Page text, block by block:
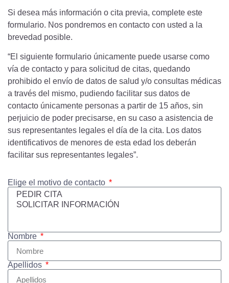
Si desea más información o cita previa, complete este
formulario. Nos pondremos en contacto con usted a la
brevedad posible.
“El siguiente formulario únicamente puede usarse como
vía de contacto y para solicitud de citas, quedando
prohibido el envío de datos de salud y/o consultas médicas
a través del mismo, pudiendo facilitar sus datos de
contacto únicamente personas a partir de 15 años, sin
perjuicio de poder precisarse, en su caso a asistencia de
sus representantes legales el día de la cita. Los datos
identificativos de menores de esta edad los deberán
facilitar sus representantes legales”.
Elige el motivo de contacto
Nombre
Apellidos